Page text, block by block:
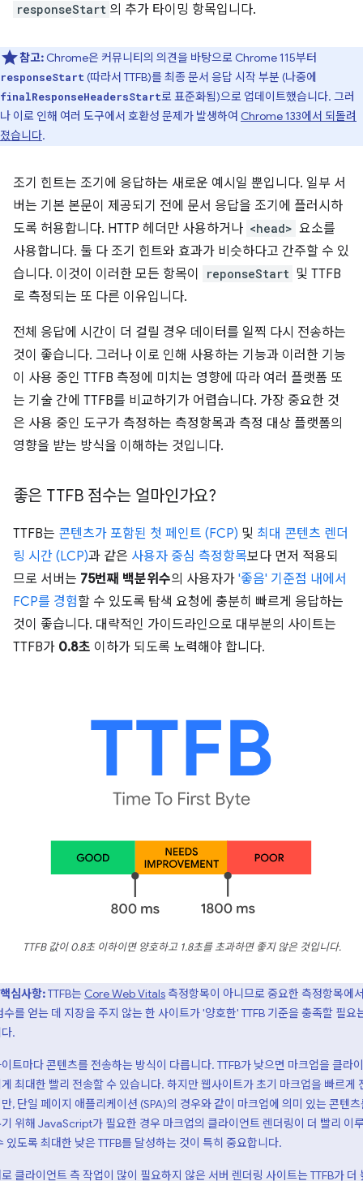
responseStart 의 추가 타이밍 항목입니다.
참고: Chrome은 커뮤니티의 의견을 바탕으로 Chrome 115부터
responseStart (따라서 TTFB)를 최종 문서 응답 시작 부분 (나중에
finalResponseHeadersStart로 표준화됨)으로 업데이트했습니다. 그러
나 이로 인해 여러 도구에서 호환성 문제가 발생하여 Chrome 133에서 되돌려
졌습니다.
조기 힌트는 조기에 응답하는 새로운 예시일 뿐입니다. 일부 서
버는 기본 본문이 제공되기 전에 문서 응답을 조기에 플러시하
도록 허용합니다. HTTP 헤더만 사용하거나 <head> 요소를
사용합니다. 둘 다 조기 힌트와 효과가 비슷하다고 간주할 수 있
습니다. 이것이 이러한 모든 항목이
reponseStart 및 TTFB
로 측정되는 또 다른 이유입니다.
전체 응답에 시간이 더 걸릴 경우 데이터를 일찍 다시 전송하는
것이 좋습니다. 그러나 이로 인해 사용하는 기능과 이러한 기능
이 사용 중인 TTFB 측정에 미치는 영향에 따라 여러 플랫폼 또
는 기술 간에 TTFB를 비교하기가 어렵습니다. 가장 중요한 것
은 사용 중인 도구가 측정하는 측정항목과 측정 대상 플랫폼의
영향을 받는 방식을 이해하는 것입니다.
좋은 TTFB 점수는 얼마인가요?
TTFB는 콘텐츠가 포함된 첫 페인트 (FCP) 및 최대 콘텐츠 렌더
링 시간 (LCP)과 같은 사용자 중심 측정항목보다 먼저 적용되
므로 서버는 75번째 백분위수의 사용자가 '좋음' 기준점 내에서
FCP를 경험할 수 있도록 탐색 요청에 충분히 빠르게 응답하는
것이 좋습니다. 대략적인 가이드라인으로 대부분의 사이트는
TTFB가 0.8초 이하가 되도록 노력해야 합니다.
TTFB 값이 0.8초 이하이면 양호하고 1.8초를 초과하면 좋지 않은 것입니다.
핵심사항:TTFB는 Core Web Vitals측정항목이 아니므로 중요한 측정항목에
수를 얻는 데 지장을 주지 않는 한 사이트가 '양호한' TTFB 기준을 충족할 필요
.
트마다 콘텐츠를 전송하는 방식이 다릅니다. TTFB가 낮으면 마크업을 클라
최대한 빨리 전송할 수 있습니다. 하지만 웹사이트가 초기 마크업을 빠르게
, 단일 페이지 애플리케이션 (SPA)의 경우와 같이 마크업에 의미 있는 콘텐
위해 JavaScript가 필요한 경우 마크업의 클라이언트 렌더링이 더 빨리 이
있도록 최대한 낮은 TTFB를 달성하는 것이 특히 중요합니다.
클라이언트 측 작업이 많이 필요하지 않은 서버 렌더링 사이트는 TTFB가 더